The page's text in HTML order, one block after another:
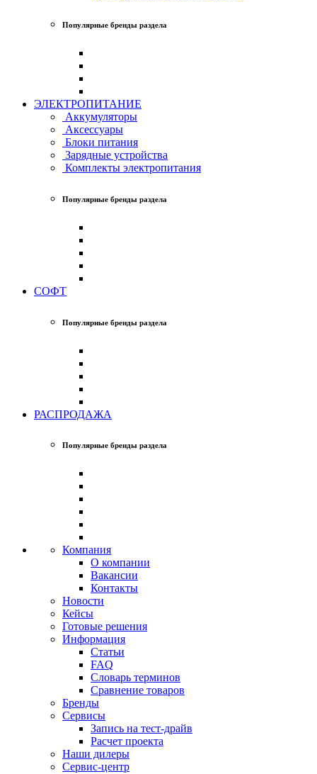
Популярные бренды раздела
ЭЛЕКТРОПИТАНИЕ
Аккумуляторы
Аксессуары
Блоки питания
Зарядные устройства
Комплекты электропитания
Популярные бренды раздела
СОФТ
Популярные бренды раздела
РАСПРОДАЖА
Популярные бренды раздела
Компания
О компании
Вакансии
Контакты
Новости
Кейсы
Готовые решения
Информация
Статьи
FAQ
Словарь терминов
Сравнение товаров
Бренды
Сервисы
Запись на тест-драйв
Расчет проекта
Наши дилеры
Сервис-центр